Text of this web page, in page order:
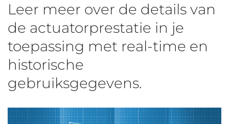
Leer meer over de details van
de actuatorprestatie in je
toepassing met real-time en
historische
gebruiksgegevens.